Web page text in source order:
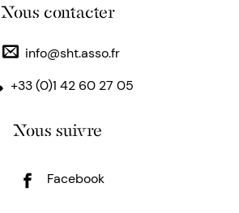
Nous contacter
info@sht.asso.fr
+33 (0)1 42 60 27 05
Nous suivre
Facebook